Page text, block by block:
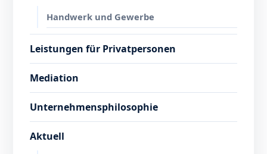
Handwerk und Gewerbe
Leistungen für Privatpersonen
Mediation
Unternehmensphilosophie
Aktuell